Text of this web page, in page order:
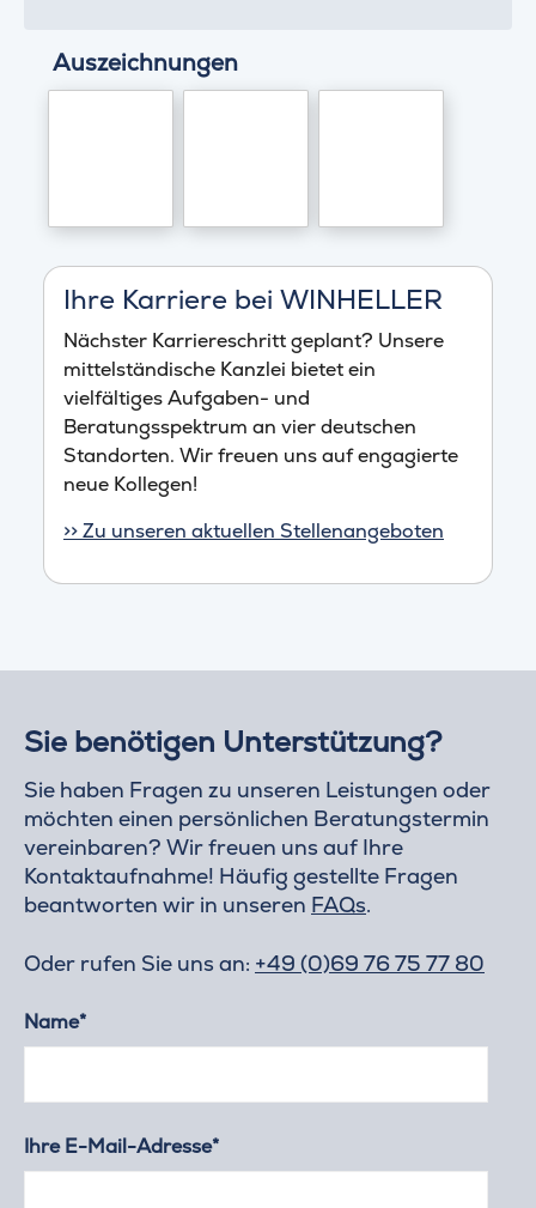
Auszeichnungen
Ihre Karriere bei WINHELLER
Nächster Karriereschritt geplant? Unsere
mittelständische Kanzlei bietet ein
vielfältiges Aufgaben- und
Beratungsspektrum an vier deutschen
Standorten. Wir freuen uns auf engagierte
neue Kollegen!
>> Zu unseren aktuellen Stellenangeboten
Sie benötigen Unterstützung?
Sie haben Fragen zu unseren Leistungen oder
möchten einen persönlichen Beratungstermin
vereinbaren? Wir freuen uns auf Ihre
Kontaktaufnahme! Häufig gestellte Fragen
beantworten wir in unseren FAQs.
Oder rufen Sie uns an: +49 (0)69 76 75 77 80
Name*
Ihre E-Mail-Adresse*